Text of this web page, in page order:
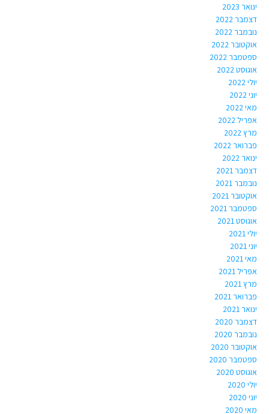
ינואר 2023
דצמבר 2022
נובמבר 2022
אוקטובר 2022
ספטמבר 2022
אוגוסט 2022
יולי 2022
יוני 2022
מאי 2022
אפריל 2022
מרץ 2022
פברואר 2022
ינואר 2022
דצמבר 2021
נובמבר 2021
אוקטובר 2021
ספטמבר 2021
אוגוסט 2021
יולי 2021
יוני 2021
מאי 2021
אפריל 2021
מרץ 2021
פברואר 2021
ינואר 2021
דצמבר 2020
נובמבר 2020
אוקטובר 2020
ספטמבר 2020
אוגוסט 2020
יולי 2020
יוני 2020
מאי 2020